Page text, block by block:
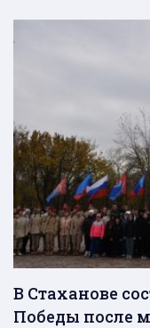
В Стаханове
Победы после